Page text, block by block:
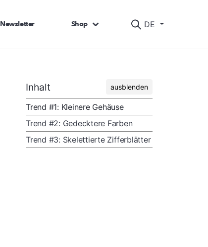
DE
Newsletter Shop
Inhalt ausblenden
Trend #1: Kleinere Gehäuse
Trend #2: Gedecktere Farben
Trend #3: Skelettierte Zifferblätter